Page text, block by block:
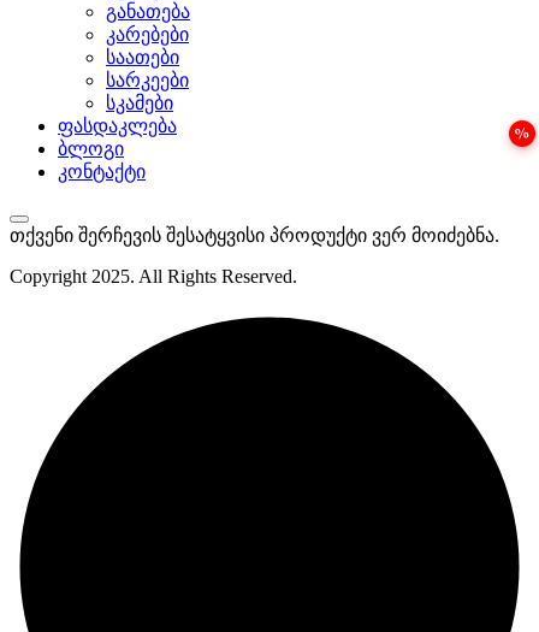
განათება
კარებები
საათები
სარკეები
სკამები
ფასდაკლება
ბლოგი
კონტაქტი
თქვენი შერჩევის შესატყვისი პროდუქტი ვერ მოიძებნა.
Copyright 2025. All Rights Reserved.